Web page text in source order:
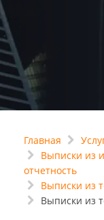
Главная
Выписки из
отчетность
Выписки из
Выписки из